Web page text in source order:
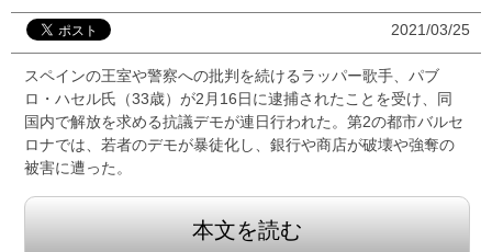
2021/03/25
スペインの王室や警察への批判を続けるラッパー歌手、パブ
ロ・ハセル氏（33歳）が2月16日に逮捕されたことを受け、同
国内で解放を求める抗議デモが連日行われた。第2の都市バルセ
ロナでは、若者のデモが暴徒化し、銀行や商店が破壊や強奪の
被害に遭った。
本文を読む